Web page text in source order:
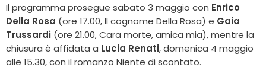
Il programma prosegue sabato 3 maggio con Enrico
Della Rosa (ore 17.00, Il cognome Della Rosa) e Gaia
Trussardi (ore 21.00, Cara morte, amica mia), mentre la
chiusura è affidata a Lucia Renati, domenica 4 maggio
alle 15.30, con il romanzo Niente di scontato.